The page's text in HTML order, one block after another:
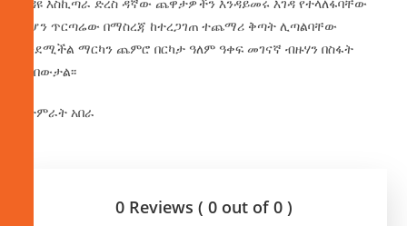
ሲሆን ጥርጣሬው በማስረጃ ከተረጋገጠ ተጨማሪ ቅጣት ሊጣልባቸው
እንደሚችል ማርካን ጨምሮ በርካታ ዓለም ዓቀፍ መገናኛ ብዙሃን በስፋት
ዘግበውታል፡፡
በታምራት አበራ
0 Reviews ( 0 out of 0 )